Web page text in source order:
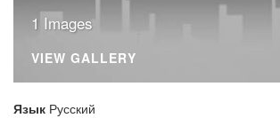
1 Images
VIEW GALLERY
Язык Русский